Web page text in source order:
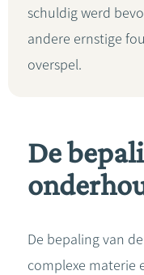
schuldig werd
andere ernstige
overspel.
De
De bepaling van
complexe materie